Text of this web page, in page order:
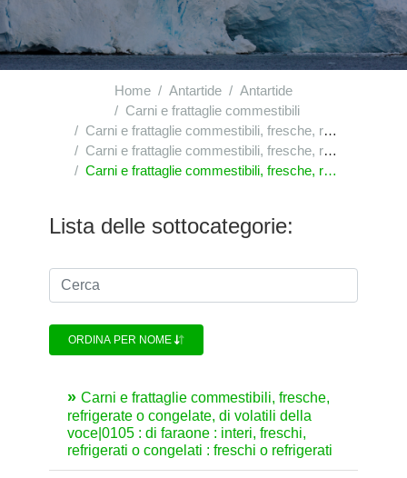
Home Antartide
Antartide
Carni e frattaglie commestibili
Carni e frattaglie commestibili, fresche, refrigerate o congelate, di volatili della voce|0105
Carni e frattaglie commestibili, fresche, refrigerate o congelate, di volatili della voce|0105 : di faraone
Carni e frattaglie commestibili, fresche, refrigerate o congelate, di volatili della voce|0105 : di faraone : interi, freschi, refrigerati o congelati
Lista delle sottocategorie:
ORDINA PER NOME
Carni e frattaglie commestibili, fresche,
refrigerate o congelate, di volatili della
voce|0105 : di faraone : interi, freschi,
refrigerati o congelati : freschi o refrigerati